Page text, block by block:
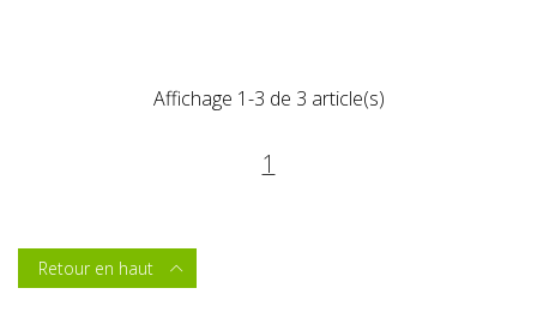
Affichage 1-3 de 3 article(s)
1
Retour en haut 